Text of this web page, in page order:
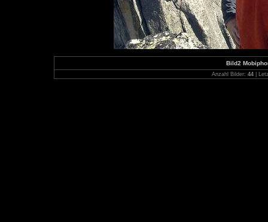
Bild2
Anzahl Bilder: 44 |